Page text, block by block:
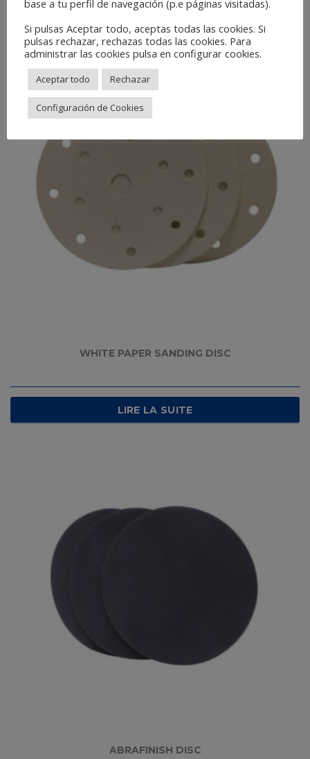
LIRE LA SUITE
WHITE PAPER SANDING DISC
LIRE LA SUITE
ABRAFINISH DISC
base a tu perfil de navegación (p.e páginas visitadas).
Si pulsas Aceptar todo, aceptas todas las cookies. Si
pulsas rechazar, rechazas todas las cookies. Para
administrar las cookies pulsa en configurar cookies.
Aceptar todo Rechazar
Configuración de Cookies